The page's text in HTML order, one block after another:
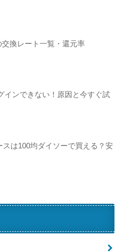
交換レート一覧・還元率
インできない！原因と今すぐ試
スは100均ダイソーで買える？安